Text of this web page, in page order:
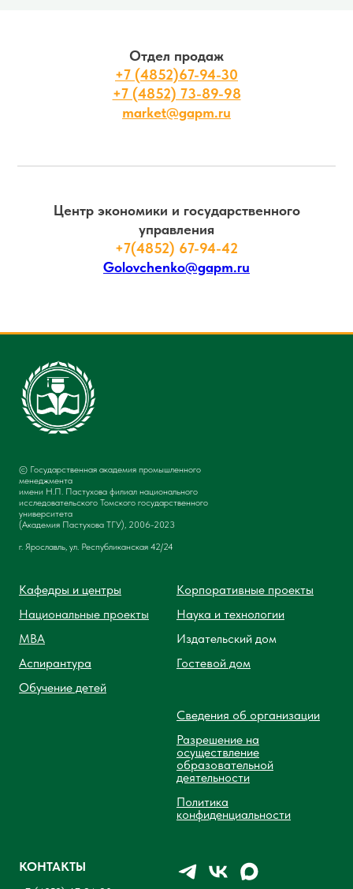
Отдел продаж
+7 (4852)67-94-30
+7 (4852) 73-89-98
market@gapm.ru
Центр экономики и государственного
управления
+7(4852) 67-94-42
Golovchenko@gapm.ru
© Государственная академия промышленного
менеджмента
имени Н.П. Пастухова филиал национального
исследовательского Томского государственного
университета
(Академия Пастухова ТГУ), 2006-2023
г. Ярославль, ул. Республиканская 42/24
Кафедры и центры
Национальные проекты
MBA
Аспирантура
Обучение детей
Корпоративные проекты
Наука и технологии
Издательский дом
Гостевой дом
Сведения об организации
Разрешение на
осуществление
образовательной
деятельности
Политика
конфиденциальности
КОНТАКТЫ